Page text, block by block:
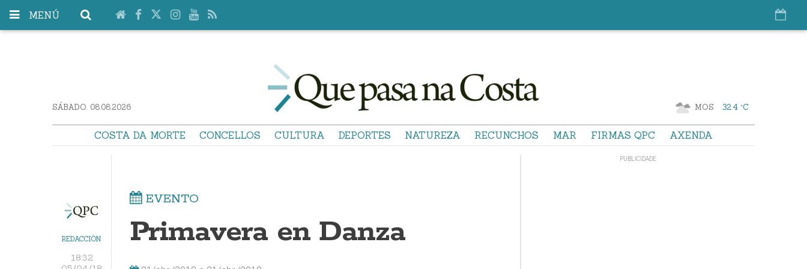
MENÚ
SÁBADO. 08.08.2026 MOS 32.4 °C
COSTA DA MORTE CONCELLOS CULTURA DEPORTES NATUREZA RECUNCHOS MAR FIRMAS QPC AXENDA
REDACCIÓN
18:32
EVENTO
Primavera en Danza